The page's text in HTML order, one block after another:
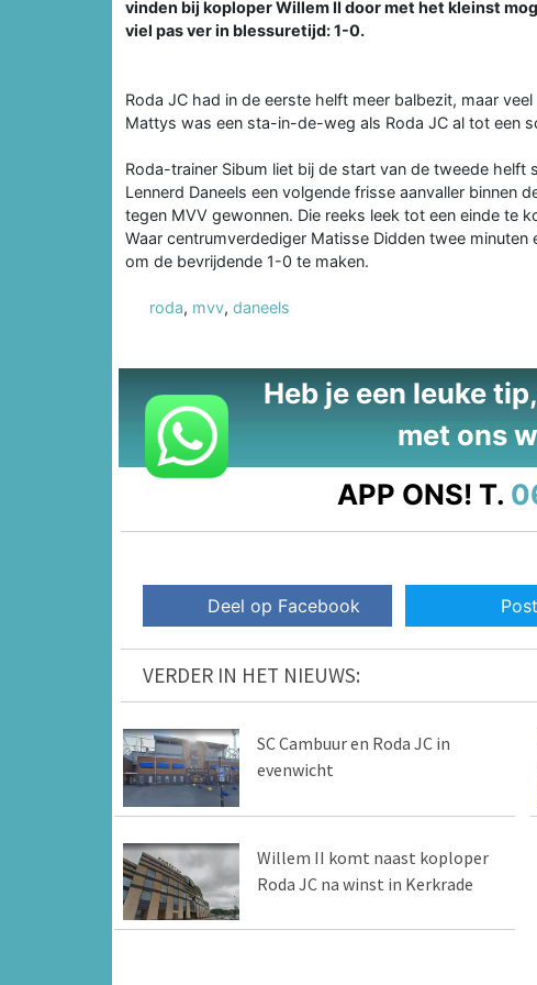
vinden bij koploper Willem II door met het kleinst
viel pas ver in blessuretijd: 1-0.
Roda JC had in de eerste helft meer balbezit, maar
Mattys was een sta-in-de-weg als Roda JC al tot een
Roda-trainer Sibum liet bij de start van de tweede helft
Lennerd Daneels een volgende frisse aanvaller binnen
tegen MVV gewonnen. Die reeks leek tot een einde te
Waar centrumverdediger Matisse Didden twee
om de bevrijdende 1-0 te maken.
roda, mvv, daneels
Heb je een leuke
met ons
APP ONS! T.
Deel op Facebook
VERDER IN HET NIEUWS:
SC Cambuur en Roda JC in
evenwicht
Willem II komt naast koploper
Roda JC na winst in Kerkrade